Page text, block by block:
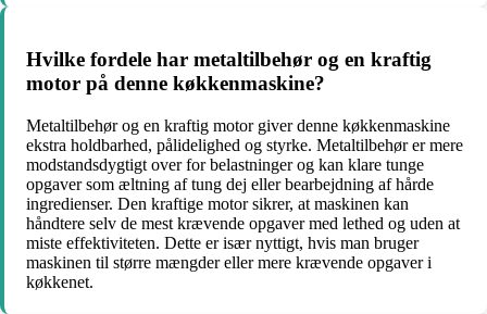
Hvilke fordele har metaltilbehør og en kraftig
motor på denne køkkenmaskine?
Metaltilbehør og en kraftig motor giver denne køkkenmaskine
ekstra holdbarhed, pålidelighed og styrke. Metaltilbehør er mere
modstandsdygtigt over for belastninger og kan klare tunge
opgaver som æltning af tung dej eller bearbejdning af hårde
ingredienser. Den kraftige motor sikrer, at maskinen kan
håndtere selv de mest krævende opgaver med lethed og uden at
miste effektiviteten. Dette er især nyttigt, hvis man bruger
maskinen til større mængder eller mere krævende opgaver i
køkkenet.